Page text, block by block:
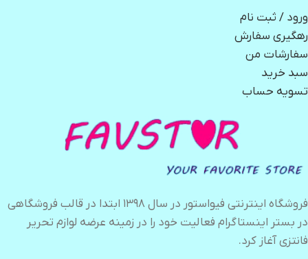
ورود / ثبت نام
رهگیری سفارش
سفارشات من
سبد خرید
تسویه حساب
فروشگاه اینترنتی فیواستور در سال ۱۳۹۸ ابتدا در قالب فروشگاهی
در بستر اینستاگرام فعالیت خود را در زمینه عرضه لوازم تحریر
فانتزی آغاز کرد.